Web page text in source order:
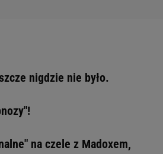
nigdzie nie było.
na czele z Madoxem,